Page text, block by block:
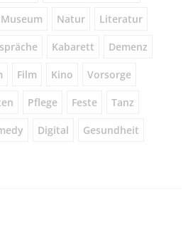
Museum Natur Literatur
Kabarett Demenz
Film Kino Vorsorge
Pflege Feste Tanz
Digital Gesundheit